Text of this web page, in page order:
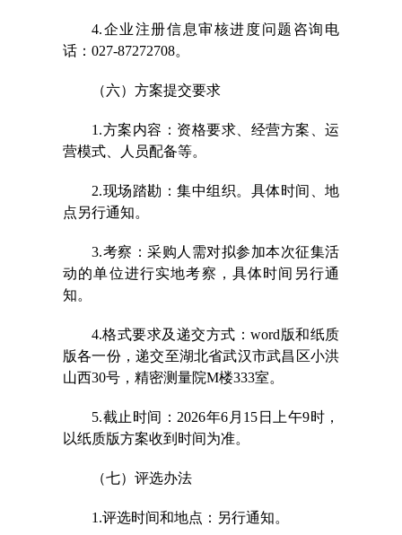
4.企业注册信息审核进度问题咨询电
话：027-87272708。
（六）方案提交要求
1.方案内容：资格要求、经营方案、运
营模式、人员配备等。
2.现场踏勘：集中组织。具体时间、地
点另行通知。
3.考察：采购人需对拟参加本次征集活
动的单位进行实地考察，具体时间另行通
知。
4.格式要求及递交方式：word版和纸质
版各一份，递交至湖北省武汉市武昌区小洪
山西30号，精密测量院M楼333室。
5.截止时间：2026年6月15日上午9时，
以纸质版方案收到时间为准。
（七）评选办法
1.评选时间和地点：另行通知。